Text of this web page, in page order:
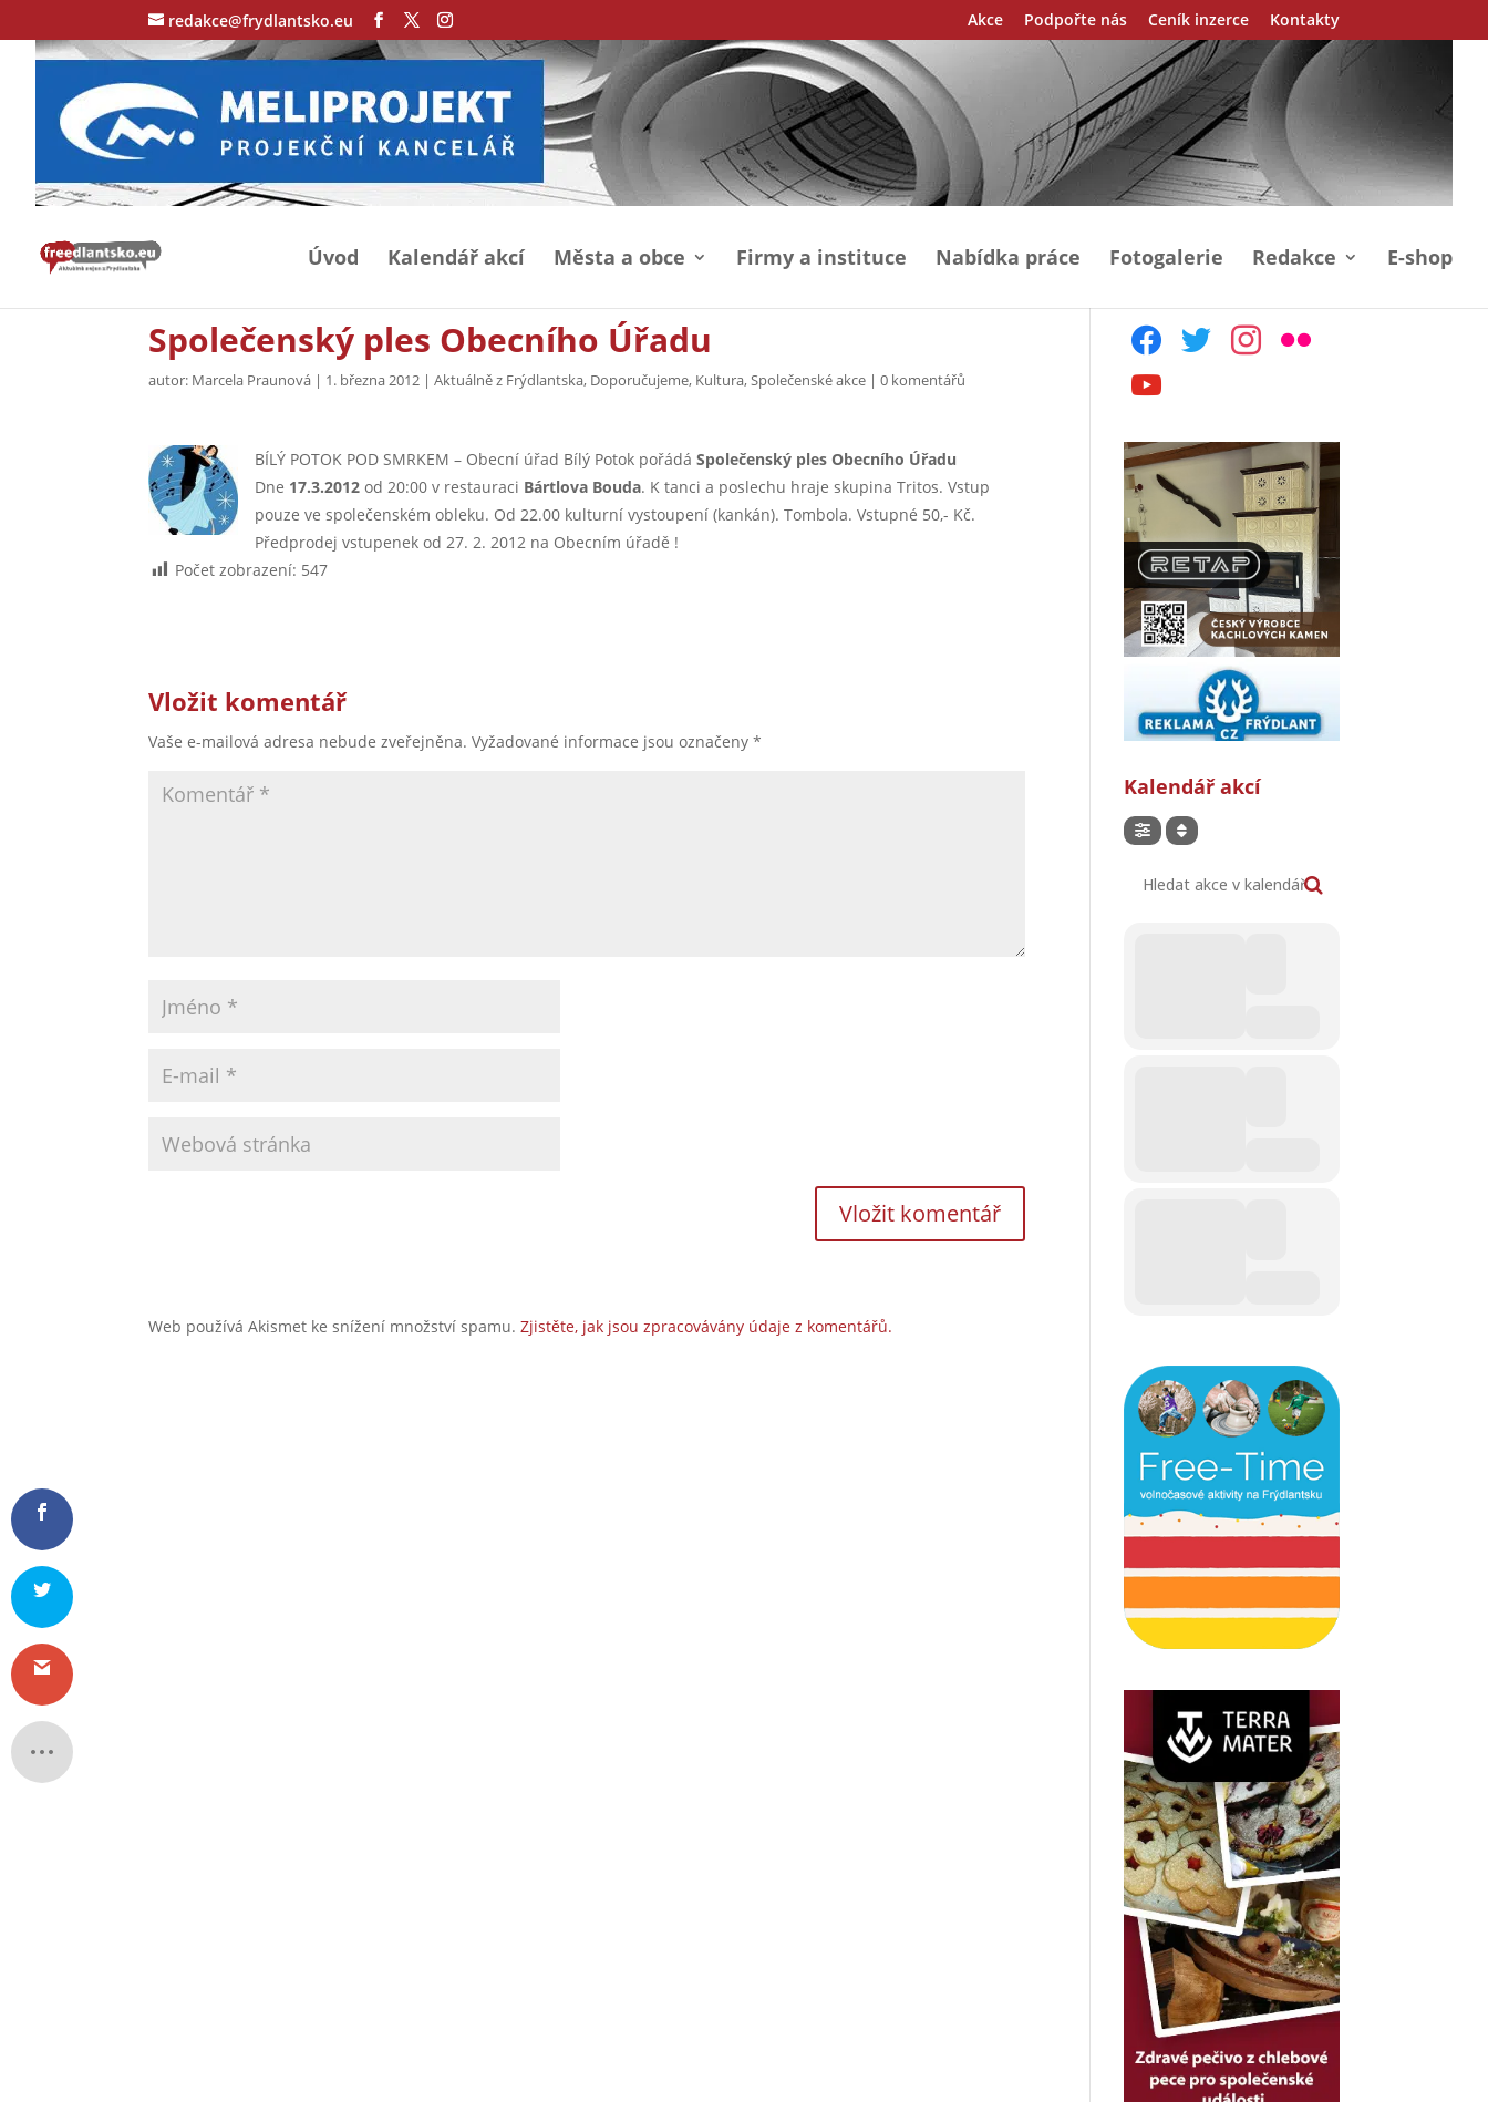
redakce@frydlantsko.eu Akce Podpořte nás Ceník inzerce Kontakty
Úvod Kalendář akcí Města a obce Firmy a instituce Nabídka práce Fotogalerie Redakce E-shop
Společenský ples Obecního Úřadu
autor: Marcela Praunová | 1. března 2012 |Aktuálně z Frýdlantska, Doporučujeme, Kultura,Společenské akce |0 komentářů
BÍLÝ POTOK POD SMRKEM – Obecní úřad Bílý Potok pořádáSpolečenský ples Obecního Úřadu
Dne 17.3.2012 od 20:00 v restauraci Bártlova Bouda. K tanci a poslechu hraje skupina Tritos. Vstup
pouze ve společenském obleku. Od 22.00 kulturní vystoupení (kankán). Tombola. Vstupné 50,- Kč.
Předprodej vstupenek od 27. 2. 2012 na Obecním úřadě !
Počet zobrazení: 547
Vložit komentář
Vaše e-mailová adresa nebude zveřejněna. Vyžadované informace jsou označeny*
Web používá Akismet ke snížení množství spamu.Zjistěte, jak jsou zpracovávány údaje z komentářů.
facebooktwitter instagram
flickr
youtube
Kalendář akcí